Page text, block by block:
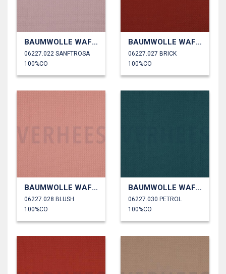
BAUMWOLLE WAFFEL
06227.022 SANFTROSA
100%CO
BAUMWOLLE WAFFEL
06227.027 BRICK
100%CO
BAUMWOLLE WAFFEL
06227.028 BLUSH
100%CO
BAUMWOLLE WAFFEL
06227.030 PETROL
100%CO